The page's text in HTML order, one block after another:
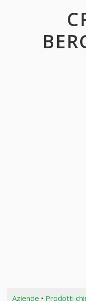
Aziende • Prodotti